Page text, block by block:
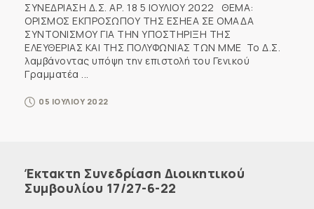
ΣΥΝΕΔΡΙΑΣΗ Δ.Σ. ΑΡ. 18 5 ΙΟΥΛΙΟΥ 2022 ΘΕΜΑ:
ΟΡΙΣΜΟΣ ΕΚΠΡΟΣΩΠΟΥ ΤΗΣ ΕΣΗΕΑ ΣΕ ΟΜΑΔΑ
ΣΥΝΤΟΝΙΣΜΟΥ ΓΙΑ ΤΗΝ ΥΠΟΣΤΗΡΙΞΗ ΤΗΣ
ΕΛΕΥΘΕΡΙΑΣ ΚΑΙ ΤΗΣ ΠΟΛΥΦΩΝΙΑΣ ΤΩΝ ΜΜΕ Το Δ.Σ.
λαμβάνοντας υπόψη την επιστολή του Γενικού
Γραμματέα ...
05 ΙΟΥΛΙΟΥ 2022
Έκτακτη Συνεδρίαση Διοικητικού
Συμβουλίου 17/27-6-22